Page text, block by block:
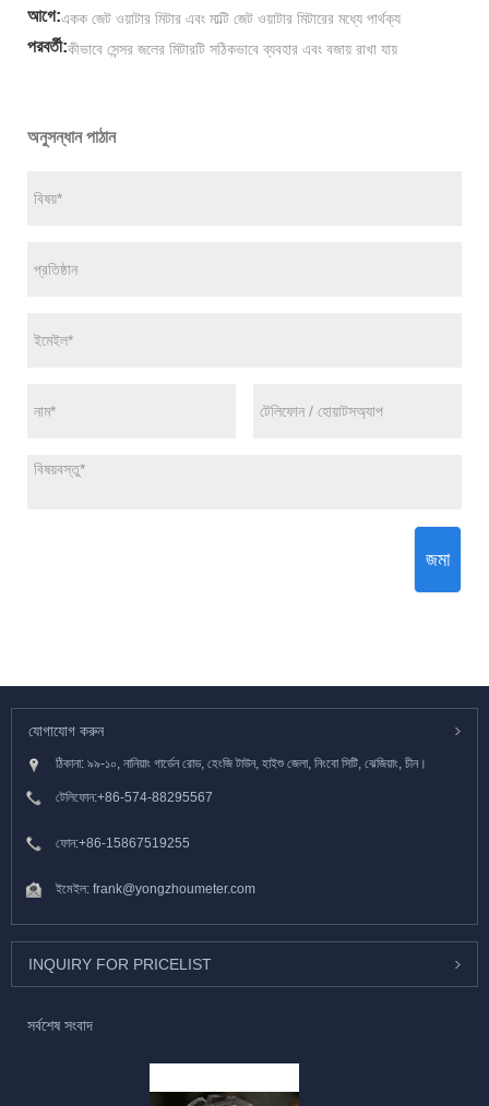
আগে:একক জেট ওয়াটার মিটার এবং মাল্টি জেট ওয়াটার মিটারের মধ্যে পার্থক্য
পরবর্তী:কীভাবে সেন্সর জলের মিটারটি সঠিকভাবে ব্যবহার এবং বজায় রাখা যায়
অনুসন্ধান পাঠান
জমা
যোগাযোগ করুন
ঠিকানা: ৯৯-১০, নানিয়াং গার্ডেন রোড, হেংজি টাউন, হাইশু জেলা, নিংবো সিটি, ঝেজিয়াং, চীন।
টেলিফোন:+86-574-88295567
ফোন:+86-15867519255
ইমেইল: frank@yongzhoumeter.com
INQUIRY FOR PRICELIST
সর্বশেষ সংবাদ